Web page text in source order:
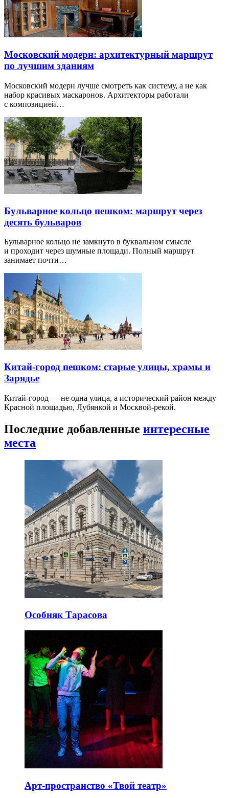
Московский модерн: архитектурный маршрут
по лучшим зданиям
Московский модерн лучше смотреть как систему, а не как
набор красивых маскаронов. Архитекторы работали
с композицией…
Бульварное кольцо пешком: маршрут через
десять бульваров
Бульварное кольцо не замкнуто в буквальном смысле
и проходит через шумные площади. Полный маршрут
занимает почти…
Китай-город пешком: старые улицы, храмы и
Зарядье
Китай-город — не одна улица, а исторический район между
Красной площадью, Лубянкой и Москвой-рекой.
Последние добавленные интересные
места
Особняк Тарасова
Арт-пространство «Твой театр»